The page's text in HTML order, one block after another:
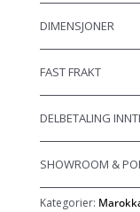
DIMENSJONER
FAST FRAKT
DELBETALING
SHOWROOM &
Kategorier: